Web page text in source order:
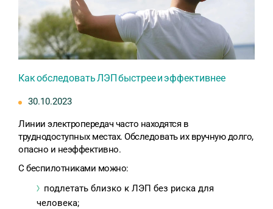
Как обследовать ЛЭП быстрее и эффективнее
30.10.2023
Линии электропередач часто находятся в
труднодоступных местах. Обследовать их вручную долго,
опасно и неэффективно.
С беспилотниками можно:
подлетать близко к ЛЭП без риска для
человека;